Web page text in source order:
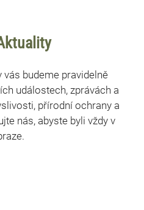
budeme pravidelně
událostech, zprávách a
přírodní ochrany a
nás, abyste byli vždy v